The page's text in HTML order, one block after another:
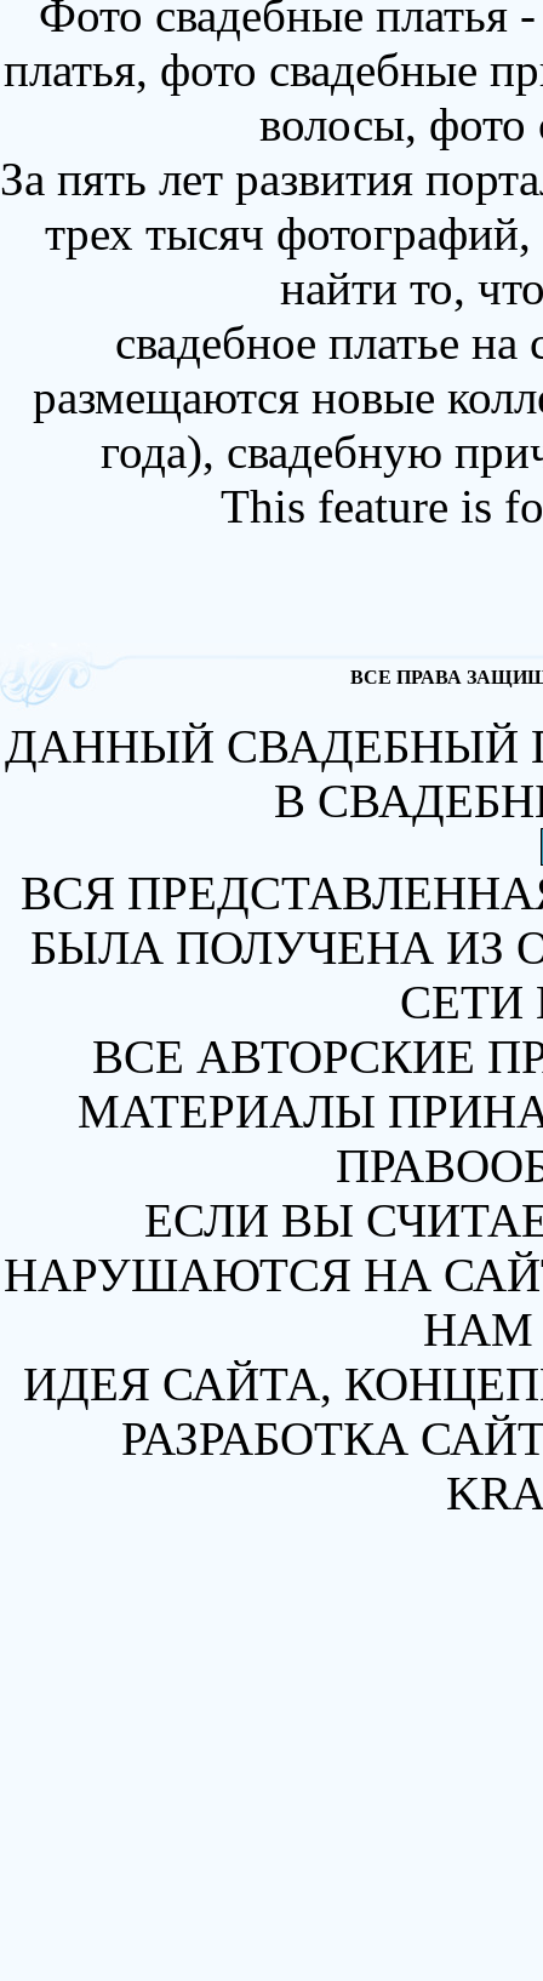
Фото свадебные
платья, фото свадебные
волосы,
За пять лет развития
трех тысяч
найти то,
свадебное платье
размещаются новые
года), свадебную
This feature is
ВСЕ ПРАВА
ДАННЫЙ СВАДЕБНЫЙ
В
ВСЯ
БЫЛА ПОЛУЧЕНА ИЗ
СЕТИ
ВСЕ АВТОРСКИЕ
МАТЕРИАЛЫ
ЕСЛИ ВЫ
НАРУШАЮТСЯ НА
НАМ
ИДЕЯ САЙТА,
РАЗРАБОТКА